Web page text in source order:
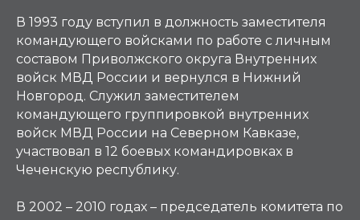
В 1993 году вступил в должность заместителя
командующего войсками по работе с личным
составом Приволжского округа Внутренних
войск МВД России и вернулся в Нижний
Новгород. Служил заместителем
командующего группировкой внутренних
войск МВД России на Северном Кавказе,
участвовал в 12 боевых командировках в
Чеченскую республику.
В 2002 – 2010 годах – председатель комитета по